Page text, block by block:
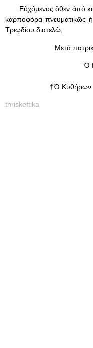
Εὐχόμενος ὅθεν ἀπό
καρποφόρα πνευματικῶς ἡ
Τριῳδίου διατελῶ,
Μετά
Ὁ
†Ὁ Κυθήρων
thriskeftika